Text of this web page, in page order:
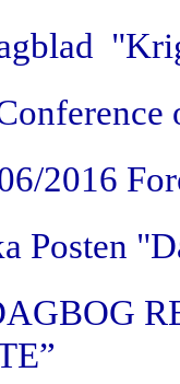
2016
Posten